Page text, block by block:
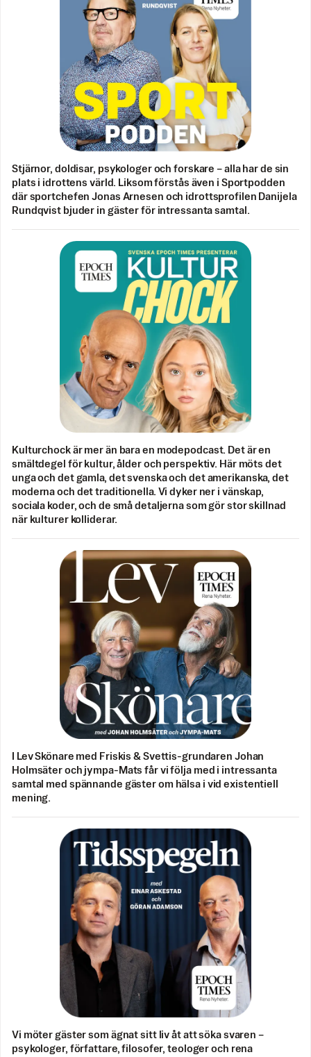
Stjärnor, doldisar, psykologer och forskare – alla har de sin
plats i idrottens värld. Liksom förstås även i Sportpodden
där sportchefen Jonas Arnesen och idrottsprofilen Danijela
Rundqvist bjuder in gäster för intressanta samtal.
Kulturchock är mer än bara en modepodcast. Det är en
smältdegel för kultur, ålder och perspektiv. Här möts det
unga och det gamla, det svenska och det amerikanska, det
moderna och det traditionella. Vi dyker ner i vänskap,
sociala koder, och de små detaljerna som gör stor skillnad
när kulturer kolliderar.
I Lev Skönare med Friskis & Svettis-grundaren Johan
Holmsäter och jympa-Mats får vi följa med i intressanta
samtal med spännande gäster om hälsa i vid existentiell
mening.
Vi möter gäster som ägnat sitt liv åt att söka svaren –
psykologer, författare, filosofer, teologer och rena